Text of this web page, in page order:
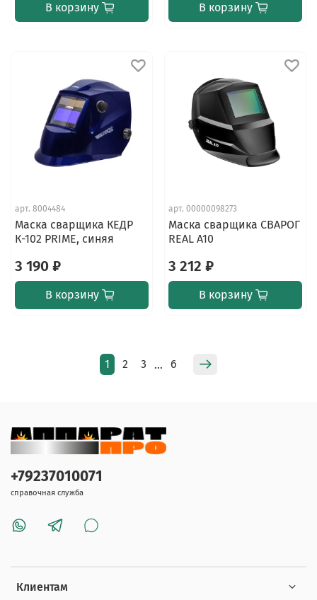
В корзину В корзину
арт. 8004484
Маска сварщика КЕДР
К-102 PRIME, синяя
3 190 ₽
В корзину
арт. 00000098273
Маска сварщика СВАРОГ
REAL A10
3 212 ₽
В корзину
1 2 3 … 6
Клиентам
+79237010071
справочная служба